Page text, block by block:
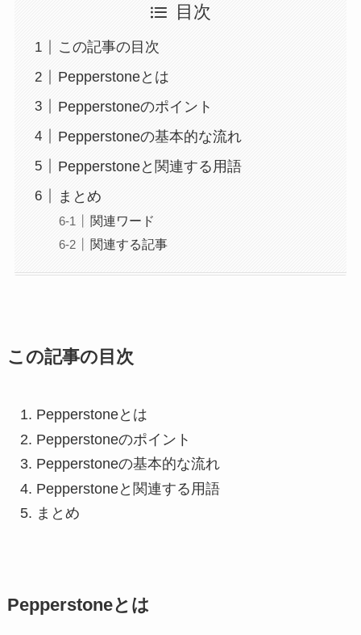
目次
この記事の目次
Pepperstoneとは
Pepperstoneのポイント
Pepperstoneの基本的な流れ
Pepperstoneと関連する用語
まとめ
関連ワード
関連する記事
この記事の目次
Pepperstoneとは
Pepperstoneのポイント
Pepperstoneの基本的な流れ
Pepperstoneと関連する用語
まとめ
Pepperstoneとは